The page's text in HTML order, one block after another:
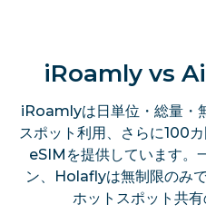
iRoamly vs
iRoamlyは日単位・総量・
スポット利用、さらに100
eSIMを提供しています。
ン、Holaflyは無制限のみ
ホットスポット共有